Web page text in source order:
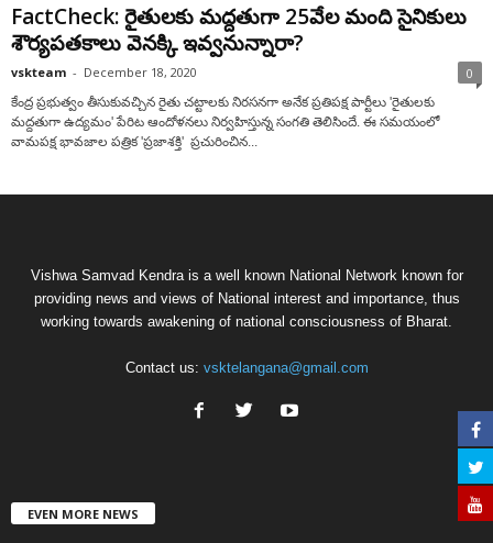
FactCheck: రైతులకు మద్దతుగా 25వేల మంది సైనికులు
శౌర్యపతకాలు వెనక్కి ఇవ్వనున్నారా?
vskteam - December 18, 2020 0
కేంద్ర ప్రభుత్వం తీసుకువచ్చిన రైతు చట్టాలకు నిరసనగా అనేక ప్రతిపక్ష పార్టీలు 'రైతులకు
మద్దతుగా ఉద్యమం' పేరిట ఆందోళనలు నిర్వహిస్తున్న సంగతి తెలిసిందే. ఈ సమయంలో
వామపక్ష భావజాల పత్రిక 'ప్రజాశక్తి' ప్రచురించిన...
Vishwa Samvad Kendra is a well known National Network known for
providing news and views of National interest and importance, thus
working towards awakening of national consciousness of Bharat.
Contact us: vsktelangana@gmail.com
EVEN MORE NEWS